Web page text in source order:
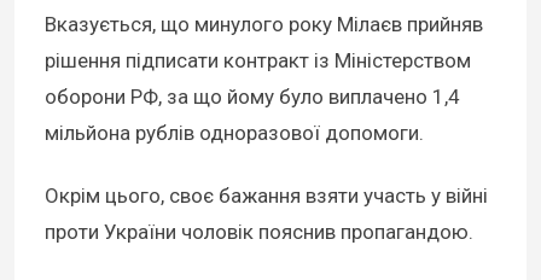
Вказується, що минулого року Мілаєв прийняв
рішення підписати контракт із Міністерством
оборони РФ, за що йому було виплачено 1,4
мільйона рублів одноразової допомоги.
Окрім цього, своє бажання взяти участь у війні
проти України чоловік пояснив пропагандою.